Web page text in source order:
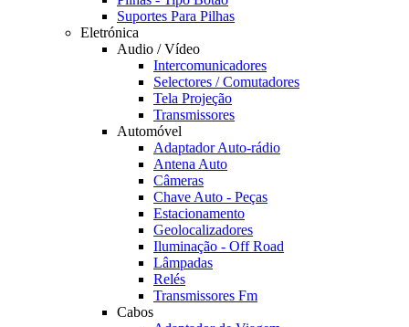
Suportes Para Pilhas
Eletrónica
Audio / Vídeo
Intercomunicadores
Selectores / Comutadores
Tela Projeção
Transmissores
Automóvel
Adaptador Auto-rádio
Antena Auto
Câmeras
Chave Auto - Peças
Estacionamento
Geolocalizadores
Iluminação - Off Road
Lâmpadas
Relés
Transmissores Fm
Cabos